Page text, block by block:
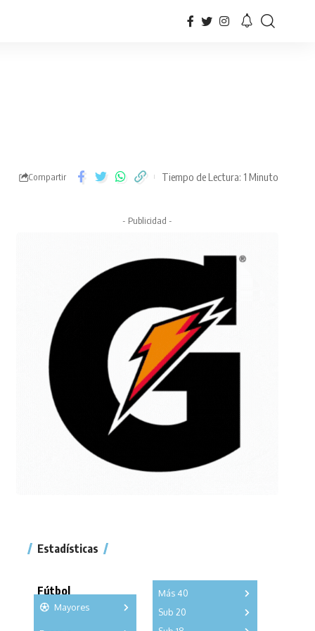
Compartir Tiempo de Lectura: 1 Minuto
- Publicidad -
Estadísticas
Fútbol
Mayores
Más 40
Sub 20